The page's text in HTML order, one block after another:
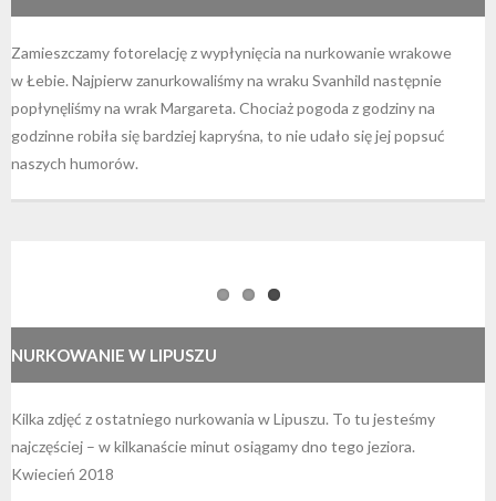
Zamieszczamy fotorelację z wypłynięcia na nurkowanie wrakowe
w Łebie. Najpierw zanurkowaliśmy na wraku Svanhild następnie
popłynęliśmy na wrak Margareta. Chociaż pogoda z godziny na
godzinne robiła się bardziej kapryśna, to nie udało się jej popsuć
naszych humorów.
NURKOWANIE W LIPUSZU
Kilka zdjęć z ostatniego nurkowania w Lipuszu. To tu jesteśmy
najczęściej – w kilkanaście minut osiągamy dno tego jeziora.
Kwiecień 2018